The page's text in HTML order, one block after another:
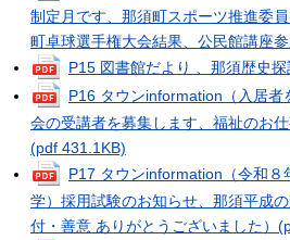
制定月です、那須町スポーツ推進委
町卓球選手権大会結果、公民館講座参
P15 図書館だより 、那須歴史探
P16 タウンinformation（入居者
会の受講者を募集します、福祉のお
(pdf 431.1KB)
P17 タウンinformation（令和
学）採用試験のお知らせ、那須平成
付・善意 ありがとうございました）